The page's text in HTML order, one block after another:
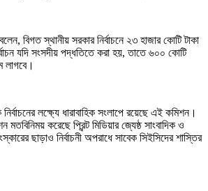
বিগত স্থানীয় সরকার নির্বাচনে ২৩ হাজার কোটি টাকা
যদি সংসদীয় পদ্ধতিতে করা হয়, তাতে ৬০০ কোটি
লাগবে।
লক্ষ্যে ধারাবাহিক সংলাপে রয়েছে এই কমিশন।
করেছে প্রিন্ট মিডিয়ার জ্যেষ্ঠ সাংবাদিক ও
ছাড়াও নির্বাচনী অপরাধে সাবেক সিইসিদের শাস্তির